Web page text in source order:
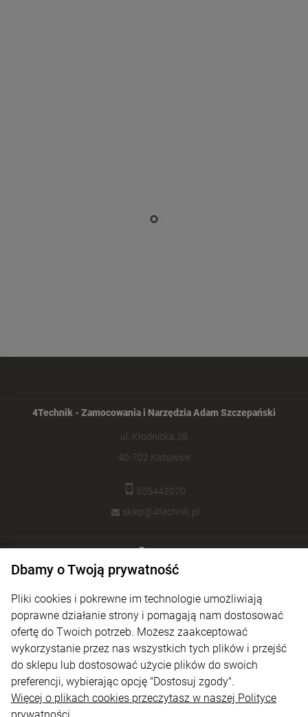
4Technik - Zamocowania i Narzędzia Adam Szczepański
ul. Kłodnicka 38
40-702 Katowice
505443070
sklep@4technik.pl
Pomoc
Płatności i dostawa
Informacje
O nas
Dbamy o Twoją prywatność
Pliki cookies i pokrewne im technologie umożliwiają
poprawne działanie strony i pomagają nam dostosować
ofertę do Twoich potrzeb. Możesz zaakceptować
wykorzystanie przez nas wszystkich tych plików i przejść
do sklepu lub dostosować użycie plików do swoich
preferencji, wybierając opcję "Dostosuj zgody".
Więcej o plikach cookies przeczytasz w naszej Polityce